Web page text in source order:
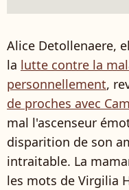
Alice Detollenaere,
la lutte contre la
personnellement,
de proches avec
mal l'ascenseur
disparition de son
intraitable. La
les mots de Virgilia